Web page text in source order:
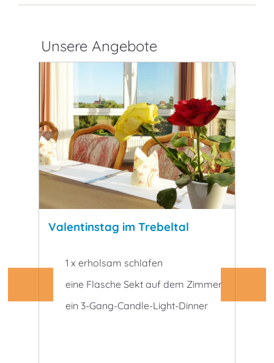
Unsere Angebote
Valentinstag im Trebeltal
1 x erholsam schlafen
eine Flasche Sekt auf dem Zimmer
ein 3-Gang-Candle-Light-Dinner
1